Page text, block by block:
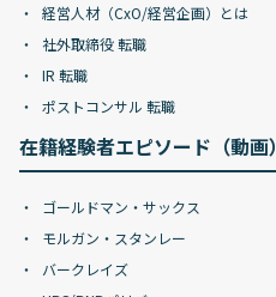
経営人材（CxO/経営企画）とは
社外取締役 転職
IR 転職
ポストコンサル 転職
在籍経験者エピソード（動画）
ゴールドマン・サックス
モルガン・スタンレー
バークレイズ